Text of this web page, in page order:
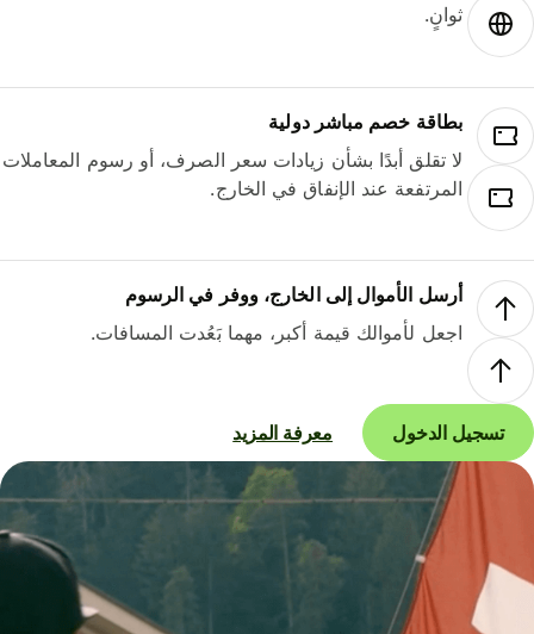
ثوانٍ.
بطاقة خصم مباشر دولية
لا تقلق أبدًا بشأن زيادات سعر الصرف، أو رسوم المعاملات
المرتفعة عند الإنفاق في الخارج.
أرسل الأموال إلى الخارج، ووفر في الرسوم
اجعل لأموالك قيمة أكبر، مهما بَعُدت المسافات.
تسجيل الدخول معرفة المزيد